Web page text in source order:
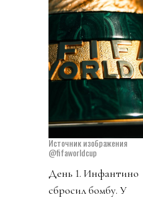
Источник изображения
@fifaworldcup
День 1. Инфантино
сбросил бомбу. У